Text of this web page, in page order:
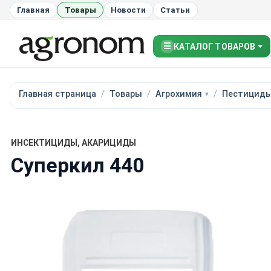
Главная Товары Новости Статьи
☰ КАТАЛОГ ТОВАРОВ
Главная страница Товары Агрохимия
ИНСЕКТИЦИДЫ, АКАРИЦИДЫ
Суперкил 440